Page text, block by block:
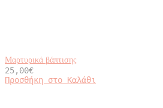
Μαρτυρικά βάπτισης
25,00€
Προσθήκη στο Καλάθι